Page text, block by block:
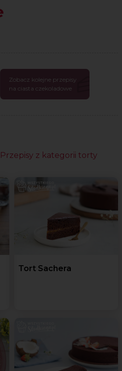
Zobacz kolejne przepisy
na ciasta czekoladowe
Przepisy z kategorii torty
Tort Sachera